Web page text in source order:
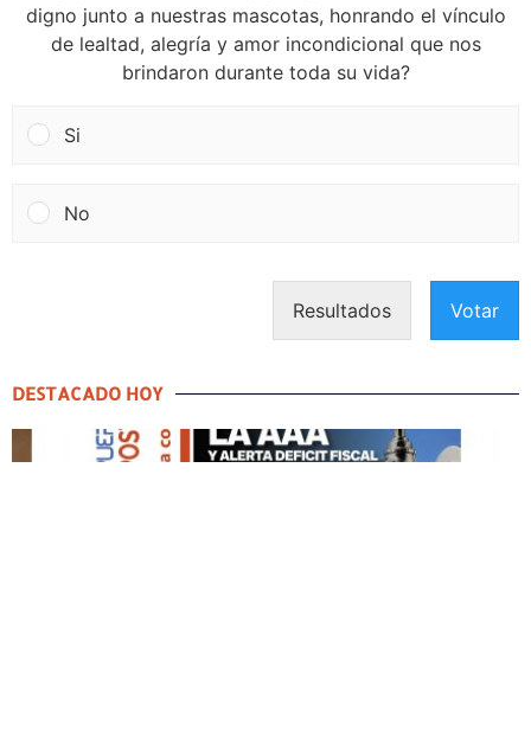
digno junto a nuestras mascotas, honrando el vínculo
de lealtad, alegría y amor incondicional que nos
brindaron durante toda su vida?
Si
No
Resultados Votar
DESTACADO HOY